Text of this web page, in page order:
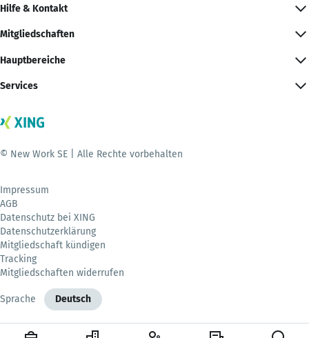
Hilfe & Kontakt
Mitgliedschaften
Hauptbereiche
Services
© New Work SE | Alle Rechte vorbehalten
Impressum
AGB
Datenschutz bei XING
Datenschutzerklärung
Mitgliedschaft kündigen
Tracking
Mitgliedschaften widerrufen
Sprache Deutsch